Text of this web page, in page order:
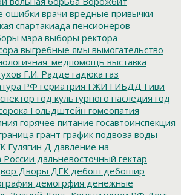
ошибки врачи вредные привычки
спартакиада пенсионеров
мэра выборы ректора
выгребные ямы вымогательство
выставка
Г.И. Радде гадюка газ
РФ гериатрия ГЖИ ГИБДД Гиви
год культурного наследия год
Гольдштейн гомеопатия
горячее питание госавтоинспекция
грант график подвоза воды
Гулягин Д давление на
России дальневосточный гектар
Дворы ДГКдебош дебошир
демогрфия денежные